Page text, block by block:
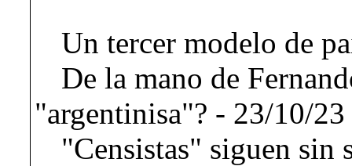
Un tercer modelo de
De la mano de
"argentinisa"? - 23/10/23
"Censistas" siguen sin